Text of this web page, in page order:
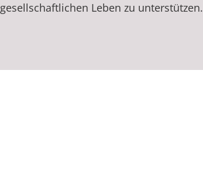
gesellschaftlichen Leben zu unterstützen.